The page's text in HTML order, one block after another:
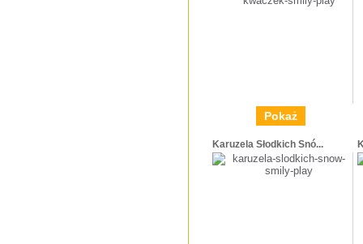
Pokaż
Karuzela Słodkich Snó...